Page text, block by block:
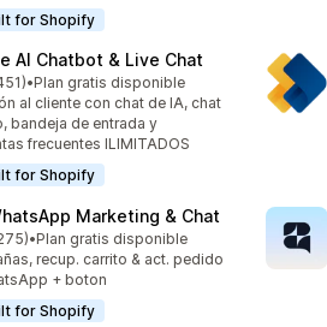
for Shopify
AI Chatbot & Live Chat
estrellas
en total
•Plan gratis disponible
al cliente con chat de IA, chat
bandeja de entrada y
frecuentes ILIMITADOS
for Shopify
Marketing & Chat
estrellas
en total
•Plan gratis disponible
recup. carrito & act. pedido
+ boton
for Shopify